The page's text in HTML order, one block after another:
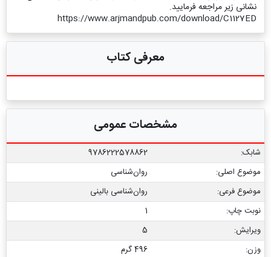
نشانی زیر مراجعه فرمایید.
https://www.arjmandpub.com/download/C1127ED
معرفی کتاب
مشخصات عمومی
شابک:
9786222578862
موضوع اصلی:
روان‌شناسی
موضوع فرعی:
روان‏‌شناسی بالینی
نوبت چاپ:
1
ویرایش:
5
وزن:
496 گرم